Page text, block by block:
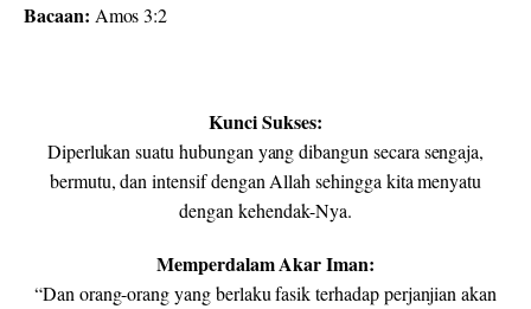
Bacaan: Amos 3:2
Kunci Sukses:
Diperlukan suatu hubungan yang dibangun secara sengaja,
bermutu, dan intensif dengan Allah sehingga kita menyatu
dengan kehendak-Nya.
Memperdalam Akar Iman:
“Dan orang-orang yang berlaku fasik terhadap perjanjian akan